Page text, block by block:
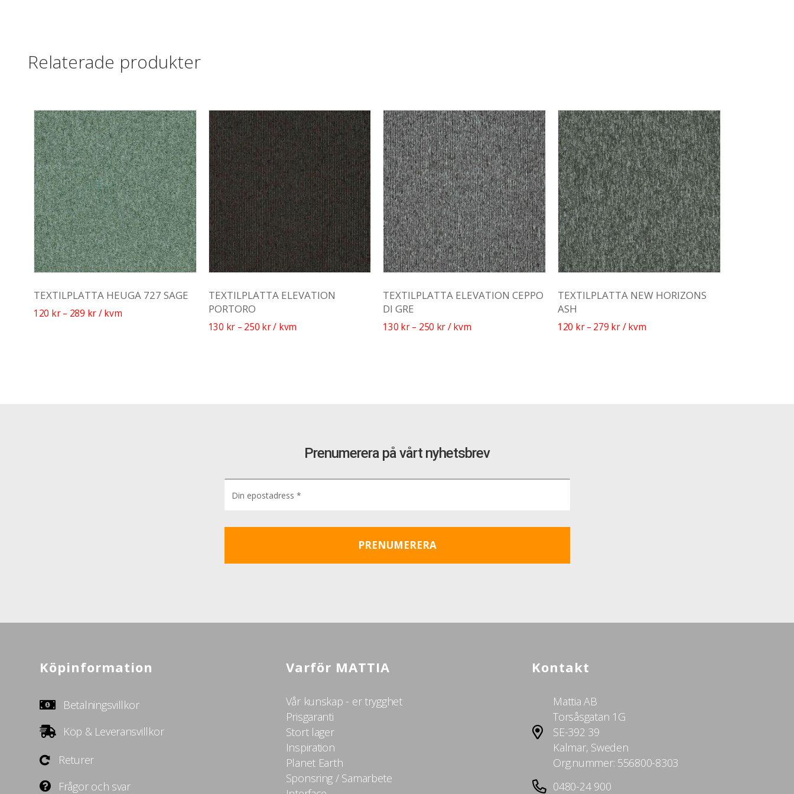
Relaterade produkter
TEXTILPLATTA HEUGA 727 SAGE
120 kr– 289 kr/ kvm
TEXTILPLATTA ELEVATION
PORTORO
130 kr – 250 kr/ kvm
TEXTILPLATTA ELEVATION CEPPO
DI GRE
130 kr– 250 kr/ kvm
TEXTILPLATTA NEW HORIZONS
ASH
120 kr– 279 kr/ kvm
Prenumerera på vårt nyhetsbrev
Köpinformation
Betalningsvillkor
Köp & Leveransvillkor
Returer
Frågor och svar
Varför MATTIA
Vår kunskap - er trygghet
Prisgaranti
Stort lager
Inspiration
Planet Earth
Sponsring / Samarbete
Kontakt
Mattia AB
Torsåsgatan 1G
SE-392 39
Kalmar, Sweden
Org.nummer: 556800-8303
0480-24 900